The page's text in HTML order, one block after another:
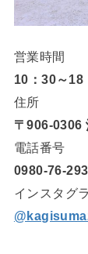
営業時間
10：30～18
住所
〒906-0306
電話番号
0980-76-
インスタグ